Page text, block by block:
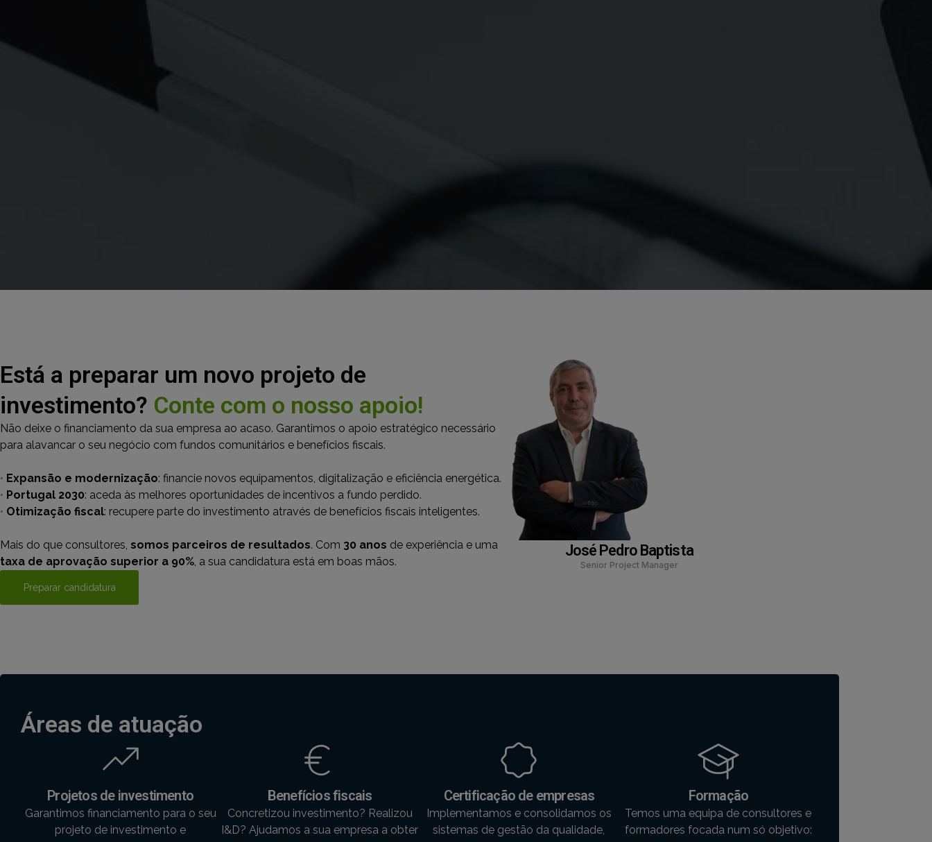
Está a preparar um novo projeto de
investimento? Conte com o nosso apoio!
Não deixe o financiamento da sua empresa ao acaso. Garantimos o apoio estratégico necessário
para alavancar o seu negócio com fundos comunitários e benefícios fiscais.
• Expansão e modernização: financie novos equipamentos, digitalização e eficiência energética.
• Portugal 2030: aceda às melhores oportunidades de incentivos a fundo perdido.
• Otimização fiscal: recupere parte do investimento através de benefícios fiscais inteligentes.
Mais do que consultores, somos parceiros de resultados. Com 30 anos de experiência e uma
taxa de aprovação superior a 90%, a sua candidatura está em boas mãos.
Preparar candidatura
José Pedro Baptista
Senior Project Manager
Áreas de atuação
Projetos de investimento
Garantimos financiamento para o seu
projeto de investimento e
Benefícios fiscais
Concretizou investimento? Realizou
I&D? Ajudamos a sua empresa a obter
Certificação de empresas
Implementamos e consolidamos os
sistemas de gestão da qualidade,
Formação
Temos uma equipa de consultores e
formadores focada num só objetivo: